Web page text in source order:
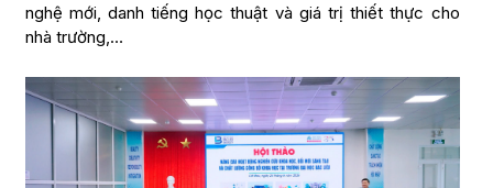
nghệ mới, danh tiếng học thuật và giá trị thiết thực cho
nhà trường,…